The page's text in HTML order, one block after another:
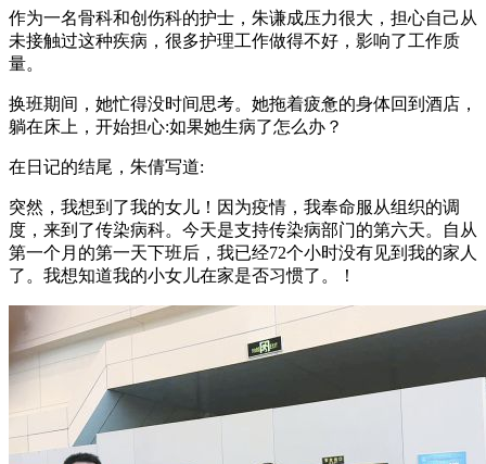
作为一名骨科和创伤科的护士，朱谦成压力很大，担心自己从
未接触过这种疾病，很多护理工作做得不好，影响了工作质
量。
换班期间，她忙得没时间思考。她拖着疲惫的身体回到酒店，
躺在床上，开始担心:如果她生病了怎么办？
在日记的结尾，朱倩写道:
突然，我想到了我的女儿！因为疫情，我奉命服从组织的调
度，来到了传染病科。今天是支持传染病部门的第六天。自从
第一个月的第一天下班后，我已经72个小时没有见到我的家人
了。我想知道我的小女儿在家是否习惯了。！